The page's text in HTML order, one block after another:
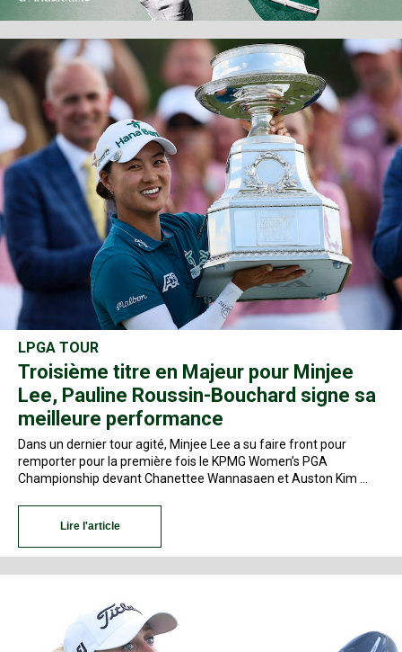
LPGA TOUR
Troisième titre en Majeur pour Minjee
Lee, Pauline Roussin-Bouchard signe sa
meilleure performance
Dans un dernier tour agité, Minjee Lee a su faire front pour
remporter pour la première fois le KPMG Women’s PGA
Championship devant Chanettee Wannasaen et Auston Kim …
Lire l'article